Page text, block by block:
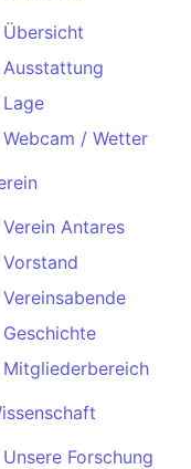
Übersicht
Ausstattung
Lage
Webcam / Wetter
Verein Antares
Vorstand
Vereinsabende
Geschichte
Mitgliederbereich
Unsere Forschung